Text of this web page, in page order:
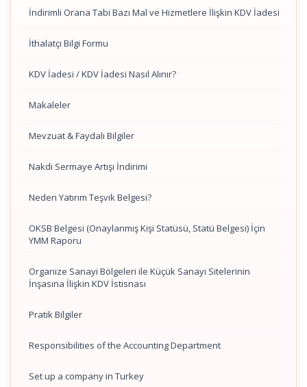
İndirimli Orana Tabi Bazı Mal ve Hizmetlere İlişkin KDV İadesi
İthalatçı Bilgi Formu
KDV İadesi / KDV İadesi Nasıl Alınır?
Makaleler
Mevzuat & Faydalı Bilgiler
Nakdi Sermaye Artışı İndirimi
Neden Yatırım Teşvik Belgesi?
OKSB Belgesi (Onaylanmış Kişi Statüsü, Statü Belgesi) İçin
YMM Raporu
Organize Sanayi Bölgeleri ile Küçük Sanayi Sitelerinin
İnşasına İlişkin KDV İstisnası
Pratik Bilgiler
Responsibilities of the Accounting Department
Set up a company in Turkey